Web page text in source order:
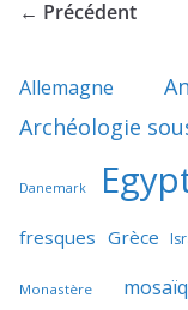
← Précédent
Allemagne
Archéologie
Danemark
fresques Grèce
Monastère